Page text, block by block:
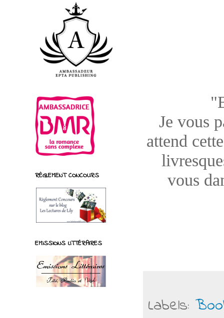
Je vous
attend
vous
Labels:
RÈGLEMENT CONCOURS
EMISSIONS LITTÉRAIRES